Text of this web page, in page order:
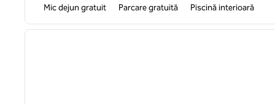
Mic dejun gratuit Parcare gratuită Piscină interioară
1 din 12